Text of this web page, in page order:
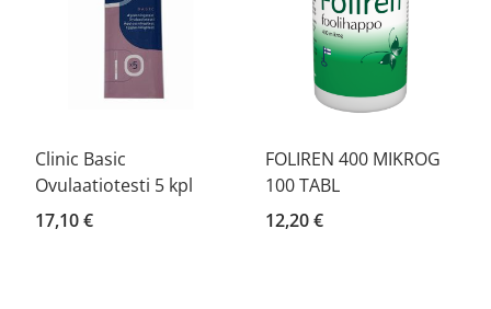
Clinic Basic
Ovulaatiotesti 5 kpl
17,10 €
FOLIREN 400 MIKROG
100 TABL
12,20 €